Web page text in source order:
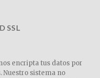
SSL
encripta tus datos por
Nuestro sistema no